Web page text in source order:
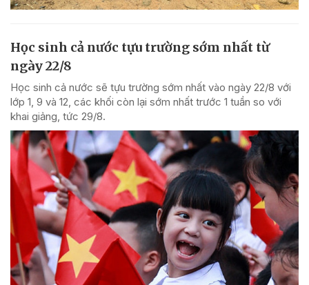
Học sinh cả nước tựu trường sớm nhất từ
ngày 22/8
Học sinh cả nước sẽ tựu trường sớm nhất vào ngày 22/8 với
lớp 1, 9 và 12, các khối còn lại sớm nhất trước 1 tuần so với
khai giảng, tức 29/8.